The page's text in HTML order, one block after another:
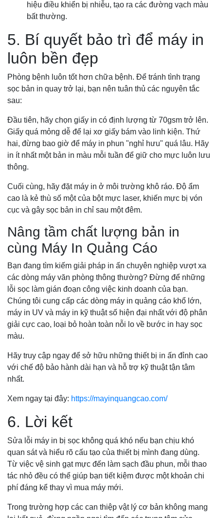
hiệu điều khiển bị nhiễu, tạo ra các đường vạch màu
bất thường.
5. Bí quyết bảo trì để máy in
luôn bền đẹp
Phòng bệnh luôn tốt hơn chữa bệnh. Để tránh tình trạng
sọc bản in quay trở lại, bạn nên tuân thủ các nguyên tắc
sau:
Đầu tiên, hãy chọn giấy in có định lượng từ 70gsm trở lên.
Giấy quá mỏng dễ để lại xơ giấy bám vào linh kiện. Thứ
hai, đừng bao giờ để máy in phun "nghỉ hưu" quá lâu. Hãy
in ít nhất một bản in màu mỗi tuần để giữ cho mực luôn lưu
thông.
Cuối cùng, hãy đặt máy in ở môi trường khô ráo. Độ ẩm
cao là kẻ thù số một của bột mực laser, khiến mực bị vón
cục và gây sọc bản in chỉ sau một đêm.
Nâng tầm chất lượng bản in
cùng Máy In Quảng Cáo
Bạn đang tìm kiếm giải pháp in ấn chuyên nghiệp vượt xa
các dòng máy văn phòng thông thường? Đừng để những
lỗi sọc làm gián đoạn công việc kinh doanh của bạn.
Chúng tôi cung cấp các dòng máy in quảng cáo khổ lớn,
máy in UV và máy in kỹ thuật số hiện đại nhất với độ phân
giải cực cao, loại bỏ hoàn toàn nỗi lo về bước in hay sọc
màu.
Hãy truy cập ngay để sở hữu những thiết bị in ấn đỉnh cao
với chế độ bảo hành dài hạn và hỗ trợ kỹ thuật tận tâm
nhất.
Xem ngay tại đây: https://mayinquangcao.com/
6. Lời kết
Sửa lỗi máy in bị sọc không quá khó nếu bạn chịu khó
quan sát và hiểu rõ cấu tạo của thiết bị mình đang dùng.
Từ việc vệ sinh gạt mực đến làm sạch đầu phun, mỗi thao
tác nhỏ đều có thể giúp bạn tiết kiệm được một khoản chi
phí đáng kể thay vì mua máy mới.
Trong trường hợp các can thiệp vật lý cơ bản không mang